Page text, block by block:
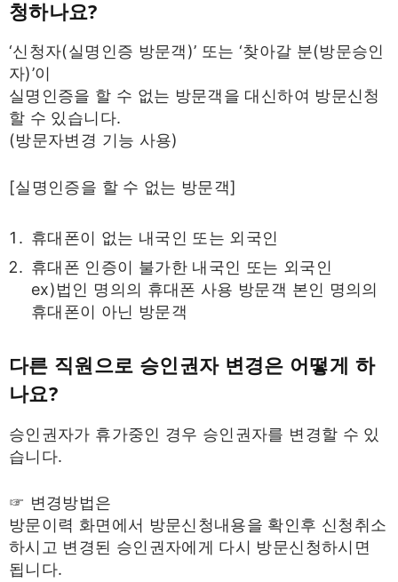
청하나요?
‘신청자(실명인증 방문객)’ 또는 ‘찾아갈 분(방문승인
자)’이
실명인증을 할 수 없는 방문객을 대신하여 방문신청
할 수 있습니다.
(방문자변경 기능 사용)
[실명인증을 할 수 없는 방문객]
휴대폰이 없는 내국인 또는 외국인
휴대폰 인증이 불가한 내국인 또는 외국인
ex)법인 명의의 휴대폰 사용 방문객 본인 명의의
휴대폰이 아닌 방문객
다른 직원으로 승인권자 변경은 어떻게 하
나요?
승인권자가 휴가중인 경우 승인권자를 변경할 수 있
습니다.
☞ 변경방법은
방문이력 화면에서 방문신청내용을 확인후 신청취소
하시고 변경된 승인권자에게 다시 방문신청하시면
됩니다.